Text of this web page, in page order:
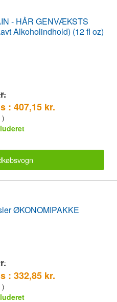
- HÅR GENVÆKSTS
Alkoholindhold) (12 fl oz)
: 407,15 kr.
)
ØKONOMIPAKKE
: 332,85 kr.
)